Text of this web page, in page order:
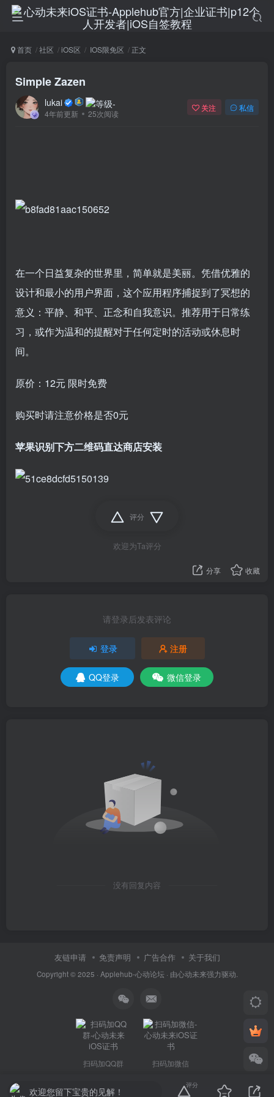
首页 社区 iOS区 IOS限免区 正文
Simple Zazen
lukai
4年前更新 25次阅读
关注 私信
在一个日益复杂的世界里，简单就是美丽。凭借优雅的
设计和最小的用户界面，这个应用程序捕捉到了冥想的
意义：平静、和平、正念和自我意识。推荐用于日常练
习，或作为温和的提醒对于任何定时的活动或休息时
间。
原价：12元 限时免费
购买时请注意价格是否0元
苹果识别下方二维码直达商店安装
评分
欢迎为Ta评分
分享 收藏
请登录后发表评论
登录 注册
QQ登录 微信登录
没有回复内容
友链申请 免责声明 广告合作 关于我们
Copyright © 2025 · Applehub-心动论坛· 由心动未来强力驱动.
扫码加QQ群 扫码加微信
欢迎您留下宝贵的见解！
评分